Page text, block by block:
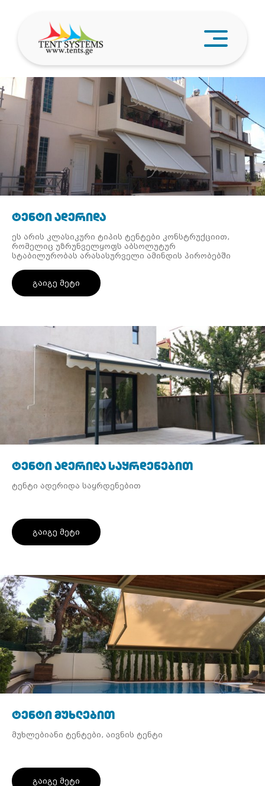
პროდუქცია
ჩვენ შესახებ
ვიდეო
სისტემების მახასიათებლები
კონტაქტი
ტენტი ადერიდა
ეს არის კლასიკური ტიპის ტენტები კონსტრუქციით,
რომელიც უზრუნველყოფს აბსოლუტურ
სტაბილურობას არასასურველი ამინდის პირობებში
გაიგე მეტი
ტენტი ადერიდა საყრდენებით
ტენტი ადერიდა საყრდენებით
გაიგე მეტი
ტენტი მუხლებით
მუხლებიანი ტენტები, აივნის ტენტი
გაიგე მეტი